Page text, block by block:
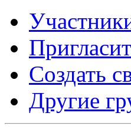
Создать
Другие